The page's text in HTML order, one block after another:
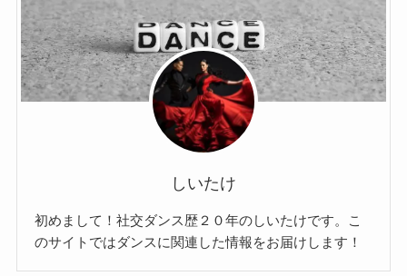
しいたけ
初めまして！社交ダンス歴２０年のしいたけです。こ
のサイトではダンスに関連した情報をお届けします！